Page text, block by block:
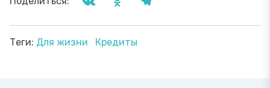
Теги: Для жизни Кредиты